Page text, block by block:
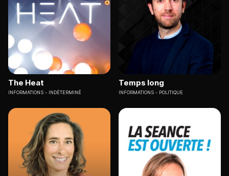
The Heat
INFORMATIONS INDÉTERMINÉ
Temps long
INFORMATIONS POLITIQUE